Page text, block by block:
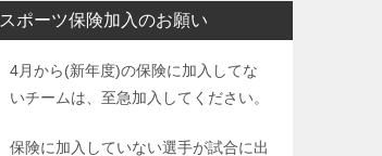
スポーツ保険加入のお願い
4月から(新年度)の保険に加入してな
いチームは、至急加入してください。
保険に加入していない選手が試合に出